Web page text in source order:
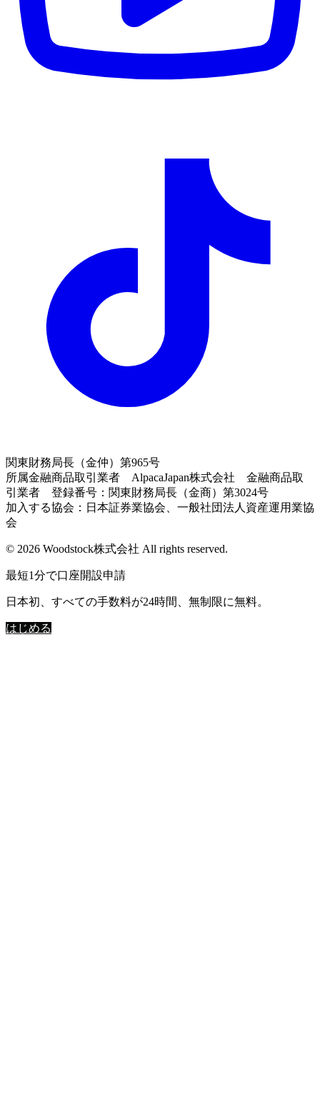
関東財務局長（金仲）第965号
所属金融商品取引業者 AlpacaJapan株式会社 金融商品取
引業者 登録番号：関東財務局長（金商）第3024号
加入する協会：日本証券業協会、一般社団法人資産運用業協
会
© 2026 Woodstock株式会社 All rights reserved.
最短1分で口座開設申請
日本初、すべての手数料が24時間、無制限に無料。
はじめる